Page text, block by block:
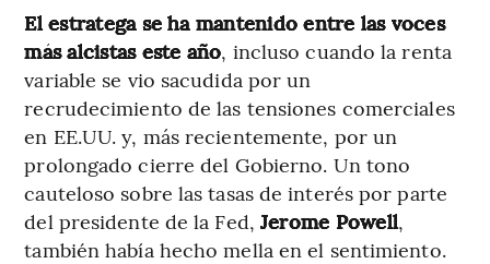
El estratega se ha mantenido entre las voces
más alcistas este año, incluso cuando la renta
variable se vio sacudida por un
recrudecimiento de las tensiones comerciales
en EE.UU. y, más recientemente, por un
prolongado cierre del Gobierno. Un tono
cauteloso sobre las tasas de interés por parte
del presidente de la Fed, Jerome Powell,
también había hecho mella en el sentimiento.